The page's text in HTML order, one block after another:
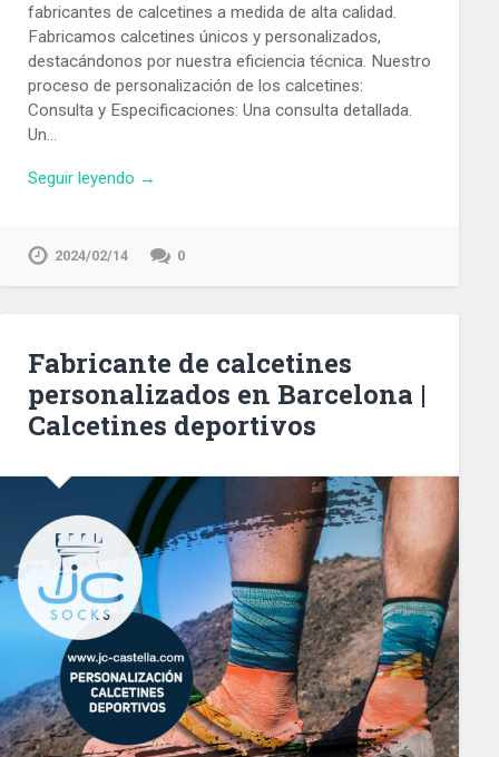
fabricantes de calcetines a medida de alta calidad.
Fabricamos calcetines únicos y personalizados,
destacándonos por nuestra eficiencia técnica. Nuestro
proceso de personalización de los calcetines:
Consulta y Especificaciones: Una consulta detallada.
Un…
Seguir leyendo →
2024/02/14 0
Fabricante de calcetines
personalizados en Barcelona |
Calcetines deportivos